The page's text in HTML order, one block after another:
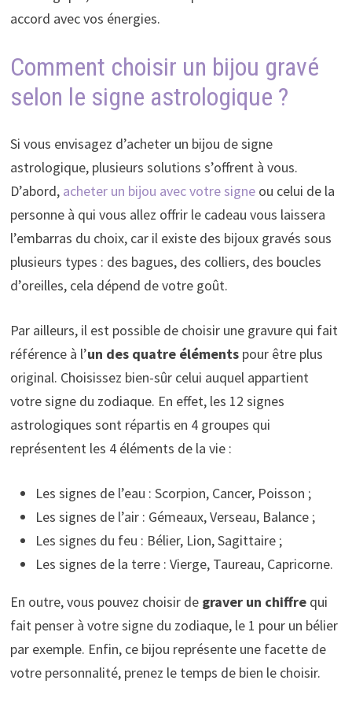
accord avec vos énergies.
Comment choisir un bijou gravé
selon le signe astrologique ?
Si vous envisagez d’acheter un bijou de signe
astrologique, plusieurs solutions s’offrent à vous.
D’abord, acheter un bijou avec votre signeou celui de la
personne à qui vous allez offrir le cadeau vous laissera
l’embarras du choix, car il existe des bijoux gravés sous
plusieurs types : des bagues, des colliers, des boucles
d’oreilles, cela dépend de votre goût.
Par ailleurs, il est possible de choisir une gravure qui fait
référence à l’un des quatre éléments pour être plus
original. Choisissez bien-sûr celui auquel appartient
votre signe du zodiaque. En effet, les 12 signes
astrologiques sont répartis en 4 groupes qui
représentent les 4 éléments de la vie :
Les signes de l’eau : Scorpion, Cancer, Poisson ;
Les signes de l’air : Gémeaux, Verseau, Balance ;
Les signes du feu : Bélier, Lion, Sagittaire ;
Les signes de la terre : Vierge, Taureau, Capricorne.
En outre, vous pouvez choisir degraver un chiffre qui
fait penser à votre signe du zodiaque, le 1 pour un bélier
par exemple. Enfin, ce bijou représente une facette de
votre personnalité, prenez le temps de bien le choisir.